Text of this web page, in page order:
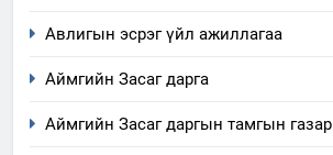
Авлигын эсрэг үйл ажиллагаа
Аймгийн Засаг дарга
Аймгийн Засаг даргын тамгын газар